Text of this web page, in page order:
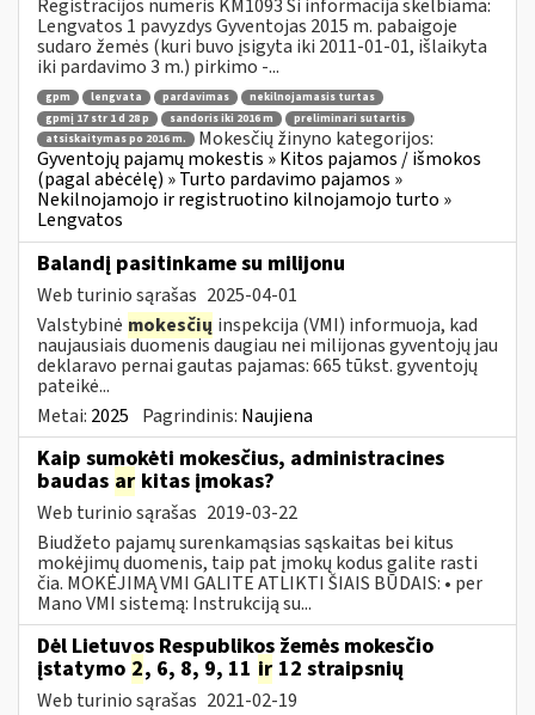
Registracijos numeris KM1093 Ši informacija skelbiama:
Lengvatos 1 pavyzdys Gyventojas 2015 m. pabaigoje
sudaro žemės (kuri buvo įsigyta iki 2011-01-01, išlaikyta
iki pardavimo 3 m.) pirkimo -...
gpm lengvata pardavimas
nekilnojamasis turtas
gpmį 17 str 1 d 28 p
sandoris iki 2016 m
preliminari sutartis
atsiskaitymas po 2016 m.
Mokesčių žinyno kategorijos:
Gyventojų pajamų mokestis » Kitos pajamos / išmokos
(pagal abėcėlę) » Turto pardavimo pajamos »
Nekilnojamojo ir registruotino kilnojamojo turto »
Lengvatos
Balandį pasitinkame su milijonu
Web turinio sąrašas 2025-04-01
Valstybinė mokesčių inspekcija (VMI) informuoja, kad
naujausiais duomenis daugiau nei milijonas gyventojų jau
deklaravo pernai gautas pajamas: 665 tūkst. gyventojų
pateikė...
Metai: 2025 Pagrindinis: Naujiena
Kaip sumokėti mokesčius, administracines
baudas ar kitas įmokas?
Web turinio sąrašas 2019-03-22
Biudžeto pajamų surenkamąsias sąskaitas bei kitus
mokėjimų duomenis, taip pat įmokų kodus galite rasti
čia. MOKĖJIMĄ VMI GALITE ATLIKTI ŠIAIS BŪDAIS: • per
Mano VMI sistemą: Instrukciją su...
Dėl Lietuvos Respublikos žemės mokesčio
įstatymo 2, 6, 8, 9, 11 ir 12 straipsnių
Web turinio sąrašas 2021-02-19